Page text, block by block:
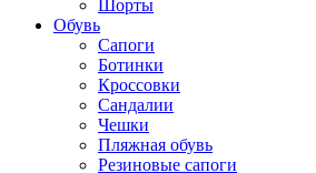
Шорты
Обувь
Сапоги
Ботинки
Кроссовки
Сандалии
Чешки
Пляжная обувь
Резиновые сапоги